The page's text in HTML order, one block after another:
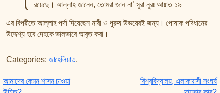
রয়েছে। আল্লাহ জানেন, তোমরা জান না’ সুরা নূরঃ আয়াত ১৯
এর বিপরীতে আল্লাহ পর্দা দিয়েছেন নারী ও পুরুষ উভয়েরই জন্য। পোষাক পরিধানের
উদ্দেশ্য হবে দেহকে ভালভাবে আবৃত করা।
Categories: জাহেলিয়াত.
Post navigation
আমাদের কেমন শাসন চাওয়া
বিশ্ববিদ্যালয়, এলাকাবাসী সংঘর্ষ